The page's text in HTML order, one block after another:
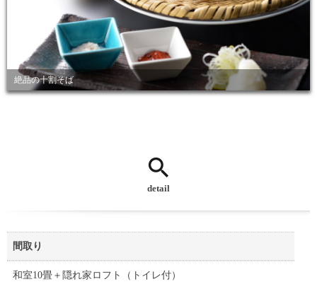
絶品の十割そば
detail
間取り
和室10畳＋隠れ家ロフト（トイレ付）